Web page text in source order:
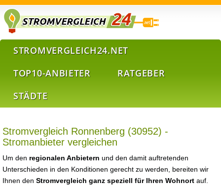
STROMVERGLEICH24.NET
TOP10-ANBIETER
RATGEBER
STÄDTE
Stromvergleich Ronnenberg (30952) -
Stromanbieter vergleichen
Um den regionalen Anbietern und den damit auftretenden
Unterschieden in den Konditionen gerecht zu werden, bereiten wir
Ihnen den Stromvergleich ganz speziell für Ihren Wohnort auf.